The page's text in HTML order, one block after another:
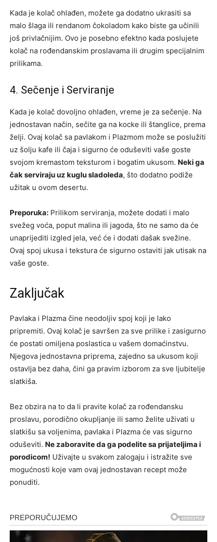
Kada je kolač ohlađen, možete ga dodatno ukrasiti sa
malo šlaga ili rendanom čokoladom kako biste ga učinili
još privlačnijim. Ovo je posebno efektno kada poslujete
kolač na rođendanskim proslavama ili drugim specijalnim
prilikama.
4. Sečenje i Serviranje
Kada je kolač dovoljno ohlađen, vreme je za sečenje. Na
jednostavan način, sečite ga na kocke ili štanglice, prema
želji. Ovaj kolač sa pavlakom i Plazmom može se poslužiti
uz šolju kafe ili čaja i sigurno će oduševiti vaše goste
svojom kremastom teksturom i bogatim ukusom. Neki ga
čak serviraju uz kuglu sladoleda, što dodatno podiže
užitak u ovom desertu.
Preporuka: Prilikom serviranja, možete dodati i malo
svežeg voća, poput malina ili jagoda, što ne samo da će
unaprijediti izgled jela, već će i dodati dašak svežine.
Ovaj spoj ukusa i tekstura će sigurno ostaviti jak utisak na
vaše goste.
Zaključak
Pavlaka i Plazma čine neodoljiv spoj koji je lako
pripremiti. Ovaj kolač je savršen za sve prilike i zasigurno
će postati omiljena poslastica u vašem domaćinstvu.
Njegova jednostavna priprema, zajedno sa ukusom koji
ostavlja bez daha, čini ga pravim izborom za sve ljubitelje
slatkiša.
Bez obzira na to da li pravite kolač za rođendansku
proslavu, porodično okupljanje ili samo želite uživati u
slatkišu sa voljenima, pavlaka i Plazma će vas sigurno
oduševiti. Ne zaboravite da ga podelite sa prijateljima i
porodicom! Uživajte u svakom zalogaju i istražite sve
mogućnosti koje vam ovaj jednostavan recept može
ponuditi.